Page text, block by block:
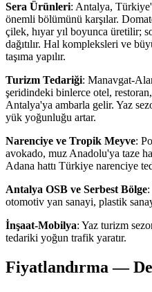
Sera Ürünleri: Antalya,
önemli bölümünü karşılar.
çilek, hıyar yıl boyunca üretilir;
dağıtılır. Hal kompleksleri ve
taşıma yapılır.
Turizm Tedariği: Manavgat-
şeridindeki binlerce otel,
Antalya'ya ambarla gelir. Yaz
yük yoğunluğu artar.
Narenciye ve Tropik Meyve:
avokado, muz Anadolu'ya taze
Adana hattı Türkiye narenciye
Antalya OSB ve Serbest Bölge
otomotiv yan sanayi, plastik
İnşaat-Mobilya: Yaz turizm
tedariki yoğun trafik yaratır.
Fiyatlandırma —